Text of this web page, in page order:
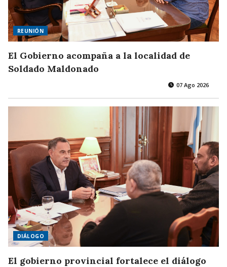
REUNIÓN
El Gobierno acompaña a la localidad de
Soldado Maldonado
07 Ago 2026
DIÁLOGO
El gobierno provincial fortalece el diálogo